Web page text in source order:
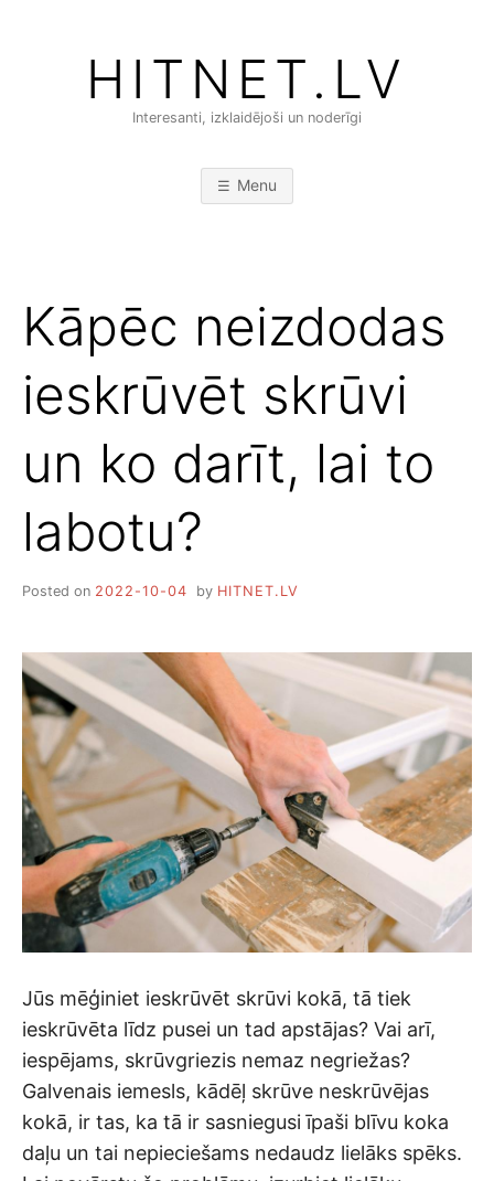
HITNET.LV
Interesanti, izklaidējoši un noderīgi
Menu
Kāpēc neizdodas
ieskrūvēt skrūvi
un ko darīt, lai to
labotu?
Posted on 2022-10-04 by HITNET.LV
Jūs mēģiniet ieskrūvēt skrūvi kokā, tā tiek
ieskrūvēta līdz pusei un tad apstājas? Vai arī,
iespējams, skrūvgriezis nemaz negriežas?
Galvenais iemesls, kādēļ skrūve neskrūvējas
kokā, ir tas, ka tā ir sasniegusi īpaši blīvu koka
daļu un tai nepieciešams nedaudz lielāks spēks.